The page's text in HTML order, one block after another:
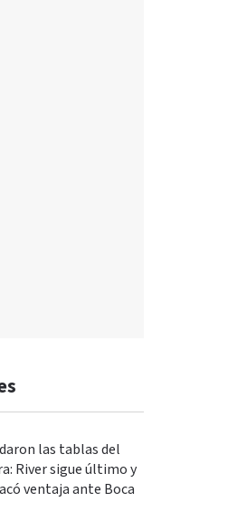
las tablas del
River sigue último y
ventaja ante Boca